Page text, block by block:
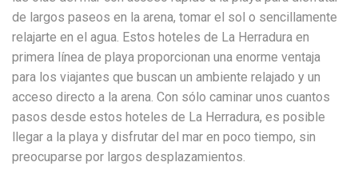
de largos paseos en la arena, tomar el sol o sencillamente
relajarte en el agua. Estos hoteles de La Herradura en
primera línea de playa proporcionan una enorme ventaja
para los viajantes que buscan un ambiente relajado y un
acceso directo a la arena. Con sólo caminar unos cuantos
pasos desde estos hoteles de La Herradura, es posible
llegar a la playa y disfrutar del mar en poco tiempo, sin
preocuparse por largos desplazamientos.